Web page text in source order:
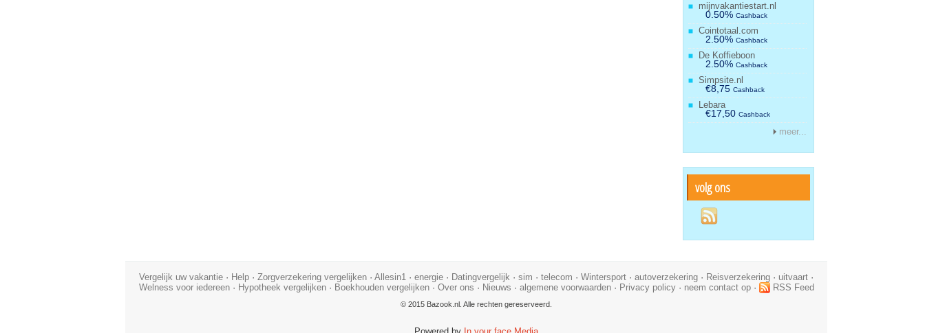
mijnvakantiestart.nl
0.50% Cashback
Cointotaal.com
2.50% Cashback
De Koffieboon
2.50% Cashback
Simpsite.nl
€8,75 Cashback
Lebara
€17,50 Cashback
meer...
volg ons
Vergelijk uw vakantie · Help · Zorgverzekering vergelijken · Allesin1 · energie · Datingvergelijk · sim · telecom · Wintersport · autoverzekering · Reisverzekering · uitvaart ·
Welness voor iedereen· Hypotheek vergelijken· Boekhouden vergelijken· Over ons · Nieuws · algemene voorwaarden· Privacy policy· neem contact op· RSS Feed
© 2015 Bazook.nl. Alle rechten gereserveerd.